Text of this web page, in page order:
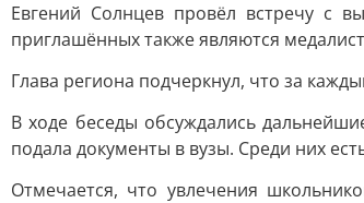
Евгений Солнцев провёл встречу с
приглашённых также являются
Глава региона подчеркнул, что за
В ходе беседы обсуждались
подала документы в вузы. Среди них
Отмечается, что увлечения